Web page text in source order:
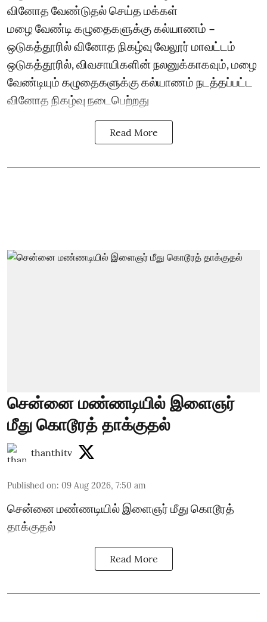
வினோத வேண்டுதல் செய்த மக்கள்
மழை வேண்டி கழுதைகளுக்கு கல்யாணம் –
ஒடுகத்தூரில் வினோத நிகழ்வு வேலூர் மாவட்டம்
ஒடுகத்தூரில், விவசாயிகளின் நலனுக்காகவும், மழை
வேண்டியும் கழுதைகளுக்கு கல்யாணம் நடத்தப்பட்ட
வினோத நிகழ்வு நடைபெற்றது
Read More
சென்னை மண்ணடியில் இளைஞர்
மீது கொடூரத் தாக்குதல்
thanthitv
Published on: 09 Aug 2026, 7:50 am
சென்னை மண்ணடியில் இளைஞர் மீது கொடூரத்
தாக்குதல்
Read More